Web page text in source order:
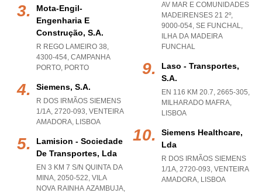
Mota-Engil-
Engenharia E
Construção, S.a.
R REGO LAMEIRO 38,
4300-454, CAMPANHA
PORTO, PORTO
Siemens, S.a.
R DOS IRMÃOS SIEMENS
1/1A, 2720-093, VENTEIRA
AMADORA, LISBOA
Lamision - Sociedade
De Transportes, Lda
EN 3 KM 7 S/N QUINTA DA
MINA, 2050-522, VILA
NOVA RAINHA AZAMBUJA,
AV MAR E COMUNIDADES
MADEIRENSES 21 2º,
9000-054, SE FUNCHAL,
ILHA DA MADEIRA
FUNCHAL
Laso - Transportes,
S.a.
EN 116 KM 20.7, 2665-305,
MILHARADO MAFRA,
LISBOA
Siemens Healthcare,
Lda
R DOS IRMÃOS SIEMENS
1/1A, 2720-093, VENTEIRA
AMADORA, LISBOA